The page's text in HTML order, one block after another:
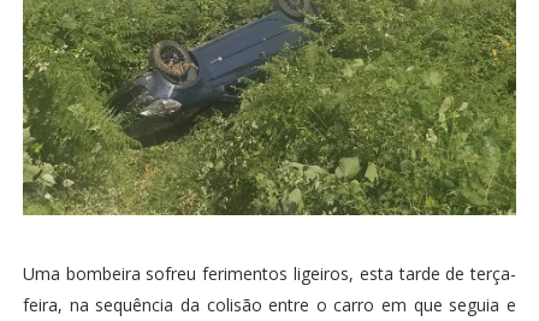
Uma bombeira sofreu ferimentos ligeiros, esta tarde de terça-
feira, na sequência da colisão entre o carro em que seguia e